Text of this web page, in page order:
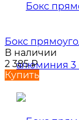
Бокс
В наличии
2 385₽
Купить